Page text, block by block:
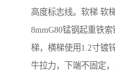
高度标志线。软梯 软
8mmG80锰钢起重铁
梯，横梯使用1.2寸镀
牛拉力，下端不固定